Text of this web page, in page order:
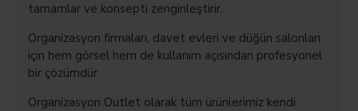
tamamlar ve konsepti zenginleştirir.
Organizasyon firmaları, davet evleri ve düğün salonları
için hem görsel hem de kullanım açısından profesyonel
bir çözümdür.
Organizasyon Outlet olarak tüm ürünlerimiz kendi